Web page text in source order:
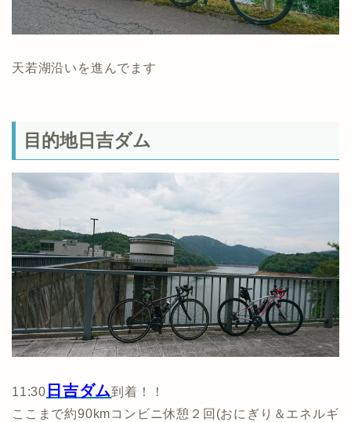
天若湖沿いを進んでます
目的地日吉ダム
11:30 日吉ダム到着！！
ここまで約90kmコンビニ休憩２回(おにぎり＆エネルギ